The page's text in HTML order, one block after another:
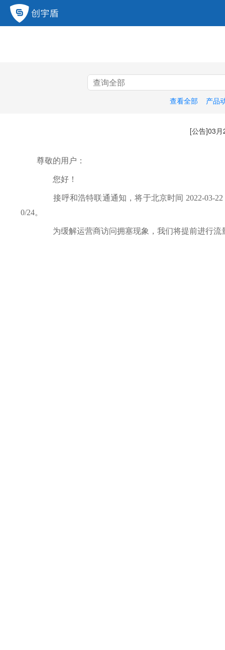
查看全部 产品
[公告]03
尊敬的用户：
您好！
接呼和浩特联通通知，将于北京时间 2022-03-22
0/24。
为缓解运营商访问拥塞现象，我们将提前进行